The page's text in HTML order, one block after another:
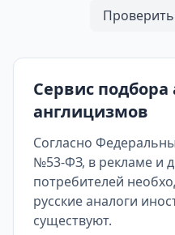
Сервис подбора
англицизмов
Согласно
№53-ФЗ, в рекламе и
потребителей
русские аналоги
существуют.